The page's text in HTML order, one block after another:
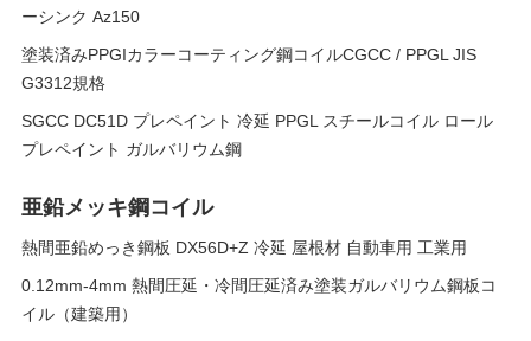
ーシンク Az150
塗装済みPPGIカラーコーティング鋼コイルCGCC / PPGL JIS
G3312規格
SGCC DC51D プレペイント 冷延 PPGL スチールコイル ロール
プレペイント ガルバリウム鋼
亜鉛メッキ鋼コイル
熱間亜鉛めっき鋼板 DX56D+Z 冷延 屋根材 自動車用 工業用
0.12mm-4mm 熱間圧延・冷間圧延済み塗装ガルバリウム鋼板コ
イル（建築用）